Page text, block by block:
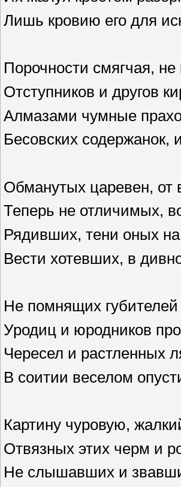
Лишь кровию его для
Порочности смягчая, не
Отступников и другов
Алмазами чумные
Бесовских содержанок,
Обманутых царевен, от
Теперь не отличимых,
Рядивших, тени оных
Вести хотевших, в
Не помнящих губителей
Уродиц и юродников
Чересел и растленных
В соитии веселом
Картину чуровую,
Отвязных этих черм и
Не слышавших и